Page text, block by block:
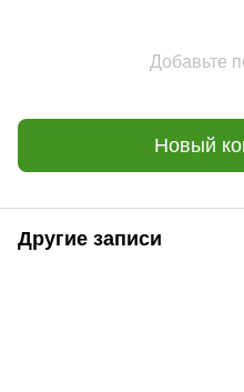
Добавьте
Новый
Другие записи